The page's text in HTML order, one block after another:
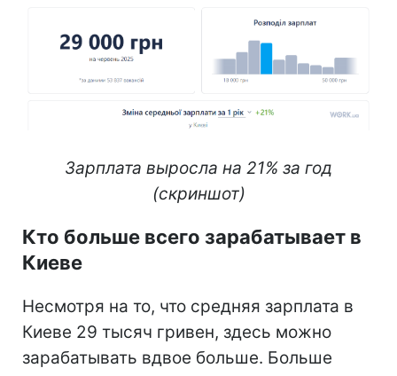
Зарплата выросла на 21% за год
(скриншот)
Кто больше всего зарабатывает в
Киеве
Несмотря на то, что средняя зарплата в
Киеве 29 тысяч гривен, здесь можно
зарабатывать вдвое больше. Больше